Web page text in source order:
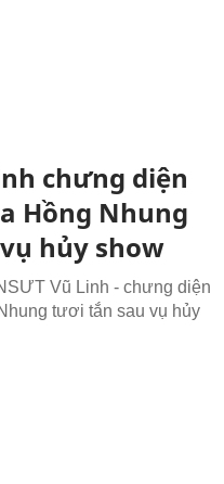
chưng diện
Hồng Nhung
hủy show
Vũ Linh - chưng diện
tươi tắn sau vụ hủy